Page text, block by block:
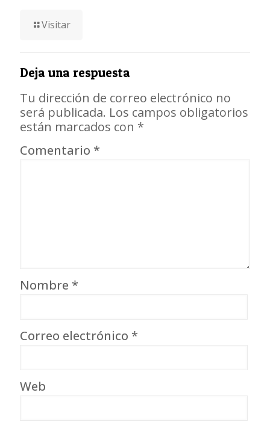
Visitar
Deja una respuesta
Tu dirección de correo electrónico no
será publicada. Los campos obligatorios
están marcados con *
Comentario *
Nombre *
Correo electrónico *
Web